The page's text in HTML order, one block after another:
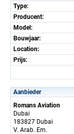
Type:
Producent:
Model:
Bouwjaar:
Location:
Prijs:
Aanbieder
Romans Aviation
Dubai
183827 Dubai
V. Arab. Em.